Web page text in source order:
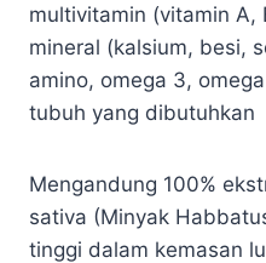
multivitamin (vitamin A,
mineral (kalsium, besi,
amino, omega 3,
tubuh yang dibutuhkan
Mengandung 100%
sativa (Minyak
tinggi dalam kemasan